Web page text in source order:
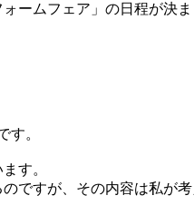
ームフェア」の日程が決ま
す。
す。
ですが、その内容は私が考